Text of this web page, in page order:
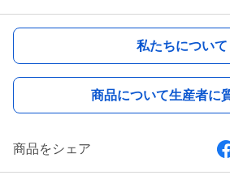
私たちについて
商品について生産者に
商品をシェア